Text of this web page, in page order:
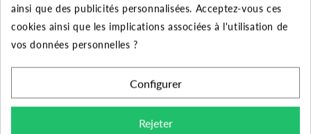
CARACTÉRISTIQUES GÉNÉRALES
Désignation
Pompe EURO INOX 40/80
M 1 kW
ainsi que des publicités personnalisées. Acceptez-vous ces
cookies ainsi que les implications associées à l'utilisation de
vos données personnelles ?
Configurer
Rejeter